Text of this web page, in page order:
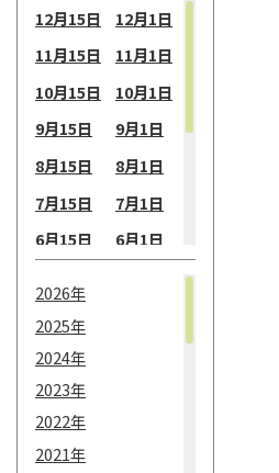
12月15日
12月1日
11月15日
11月1日
10月15日
10月1日
9月15日
9月1日
8月15日
8月1日
7月15日
7月1日
6月15日
6月1日
3月15日
2月15日
1月15日
2026年
2025年
2024年
2023年
2022年
2021年